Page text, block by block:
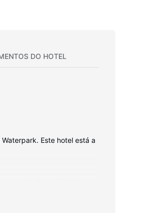
DO HOTEL
Este hotel está a
assistir a uma série de